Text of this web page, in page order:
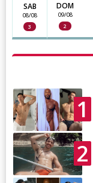
SAB
08/08
3
DOM
09/08
2
1
2